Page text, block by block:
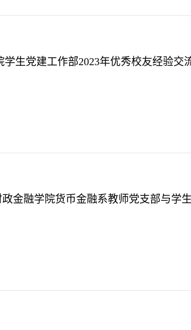
学生党建工作部2023年优秀校友经验交
金融学院货币金融系教师党支部与学